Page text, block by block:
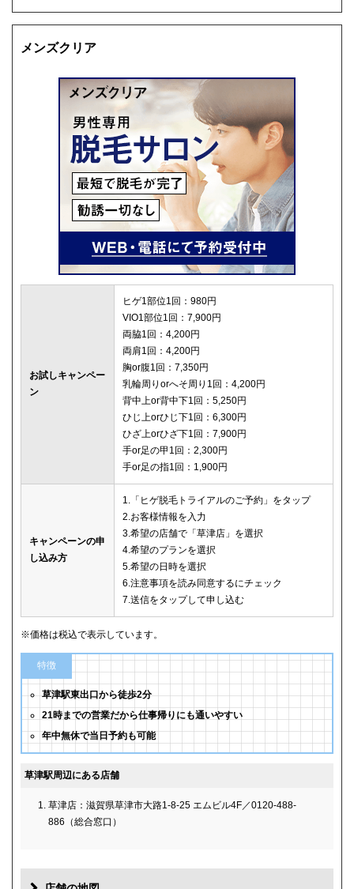
メンズクリア
お試しキャンペー
ン
ヒゲ1部位1回：980円
VIO1部位1回：7,900円
両脇1回：4,200円
両肩1回：4,200円
胸or腹1回：7,350円
乳輪周りorへそ周り1回：4,200円
背中上or背中下1回：5,250円
ひじ上orひじ下1回：6,300円
ひざ上orひざ下1回：7,900円
手or足の甲1回：2,300円
手or足の指1回：1,900円
キャンペーンの申
し込み方
1.「ヒゲ脱毛トライアルのご予約」をタップ
2.お客様情報を入力
3.希望の店舗で「草津店」を選択
4.希望のプランを選択
5.希望の日時を選択
6.注意事項を読み同意するにチェック
7.送信をタップして申し込む
※価格は税込で表示しています。
特徴
草津駅東出口から徒歩2分
21時までの営業だから仕事帰りにも通いやすい
年中無休で当日予約も可能
草津駅周辺にある店舗
草津店：滋賀県草津市大路1-8-25 エムビル4F／0120-488-
886（総合窓口）